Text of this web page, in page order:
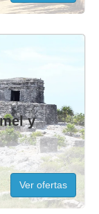
y
Ver ofertas